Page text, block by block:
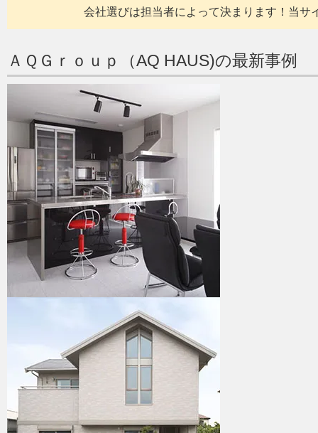
会社選びは担当者によって決まります！当サ
ＡＱＧｒｏｕｐ（AQ HAUS)の最新事例